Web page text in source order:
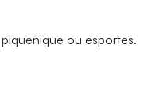
ou esportes.